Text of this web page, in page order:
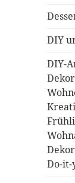
DIY
DIY-
Do-